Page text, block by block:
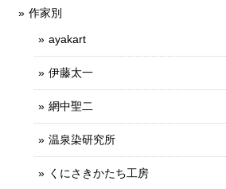
作家別
ayakart
伊藤太一
網中聖二
温泉染研究所
くにさきかたち工房